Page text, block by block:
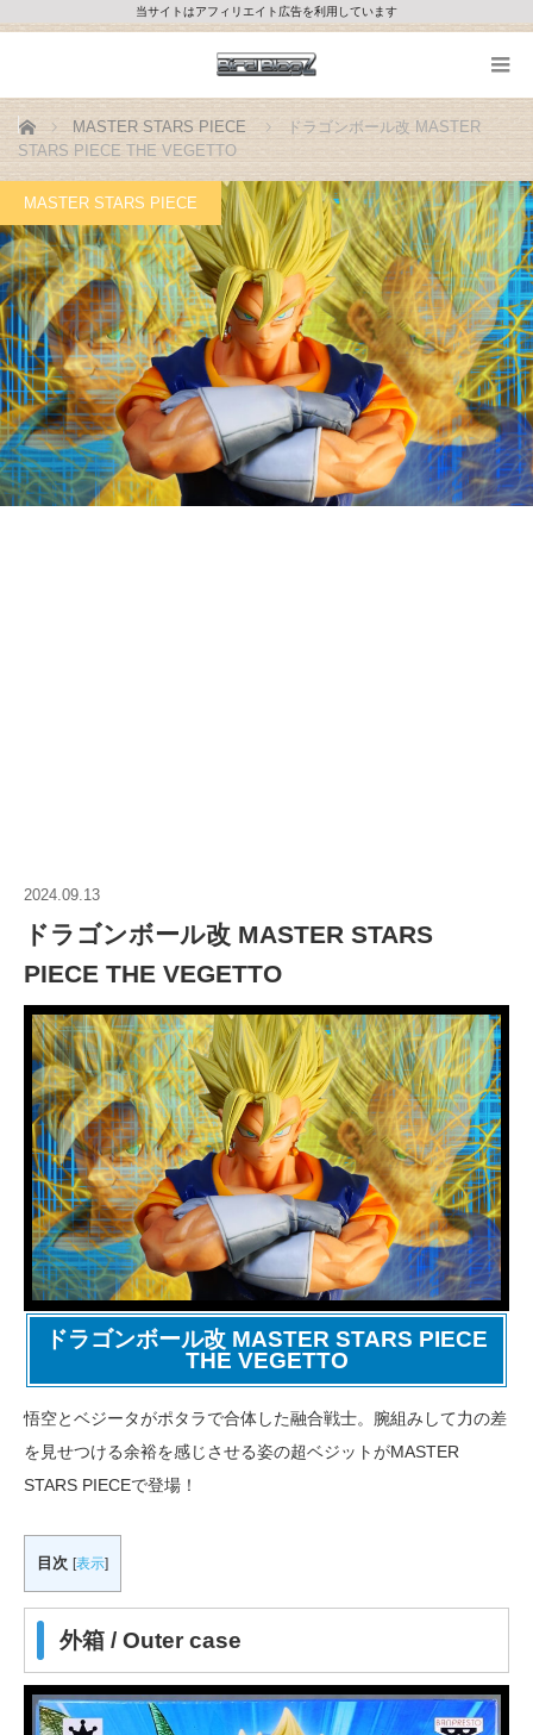
当サイトはアフィリエイト広告を利用しています
ホーム MASTER STARS PIECE
ドラゴンボール改 MASTER
STARS PIECE THE VEGETTO
MASTER STARS PIECE
2024.09.13
ドラゴンボール改 MASTER STARS
PIECE THE VEGETTO
ドラゴンボール改 MASTER STARS PIECE
THE VEGETTO
悟空とベジータがポタラで合体した融合戦士。腕組みして力の差
を見せつける余裕を感じさせる姿の超ベジットがMASTER
STARS PIECEで登場！
目次 [表示]
外箱 / Outer case